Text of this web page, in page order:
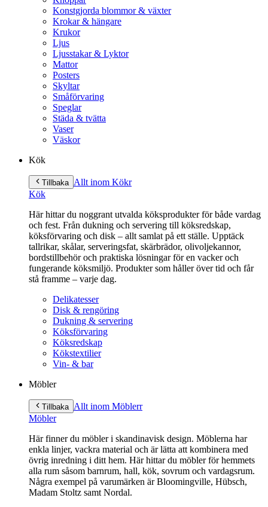
Konstgjorda blommor & växter
Krokar & hängare
Krukor
Ljus
Ljusstakar & Lyktor
Mattor
Posters
Skyltar
Småförvaring
Speglar
Städa & tvätta
Vaser
Väskor
Kök
Tillbaka Allt inom Kökr
Kök
Här hittar du noggrant utvalda köksprodukter för både vardag
och fest. Från dukning och servering till köksredskap,
köksförvaring och disk – allt samlat på ett ställe. Upptäck
tallrikar, skålar, serveringsfat, skärbrädor, olivoljekannor,
bordstillbehör och praktiska lösningar för en vacker och
fungerande köksmiljö. Produkter som håller över tid och får
stå framme – varje dag.
Delikatesser
Disk & rengöring
Dukning & servering
Köksförvaring
Köksredskap
Kökstextilier
Vin- & bar
Möbler
Tillbaka Allt inom Möblerr
Möbler
Här finner du möbler i skandinavisk design. Möblerna har
enkla linjer, vackra material och är lätta att kombinera med
övrig inredning i ditt hem. Här hittar du möbler för hemmets
alla rum såsom barnrum, hall, kök, sovrum och vardagsrum.
Några exempel på varumärken är Bloomingville, Hübsch,
Madam Stoltz samt Nordal.